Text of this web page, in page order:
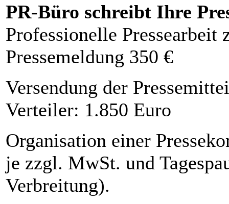
PR-Büro schreibt Ihre
Professionelle Pressearbeit
Pressemeldung 350 €
Versendung der
Verteiler: 1.850 Euro
Organisation einer
je zzgl. MwSt. und
Verbreitung).